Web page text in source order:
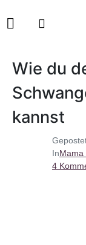
InMama
4
Wie du
kannst